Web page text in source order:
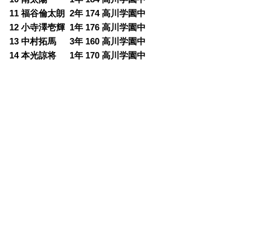
11 福谷倫太朗 2年 174 高川学園中
12 小寺澤壱輝 1年 176 高川学園中
13 中村拓馬 3年 160 高川学園中
14 本光諒将 1年 170 高川学園中